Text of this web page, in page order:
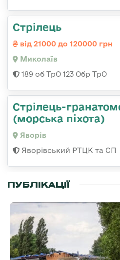
Стрілець
від 21000 до 120000 грн
Миколаїв
189 об ТрО 123 Обр ТрО
Стрілець-
(морська піхота)
Яворів
Яворівський РТЦК та СП
ПУБЛІКАЦІЇ